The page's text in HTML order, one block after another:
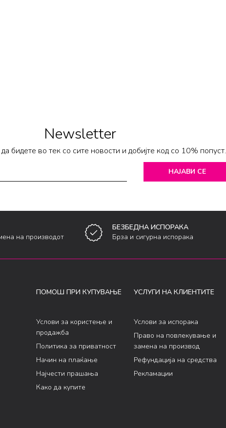
Newsletter
бидете во тек со сите новости и добијте код со 10% попуст.
НАЈАВИ СЕ
на производот
БЕЗБЕДНА ИСПОРАКА
Брза и сигурна испорака
ПОМОШ ПРИ КУПУВАЊЕ
Услови за користење и
продажба
Политика за приватност
Начин на плаќање
Најчести прашања
Како да купите
УСЛУГИ НА КЛИЕНТИТЕ
Услови за испорака
Право на повлекување и
замена на производ
Рефундација на средства
Рекламации